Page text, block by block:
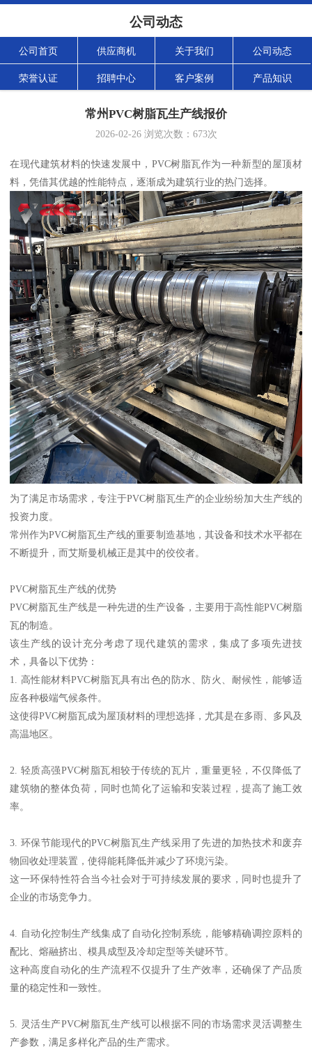
公司动态
公司首页 供应商机 关于我们 公司动态
荣誉认证 招聘中心 客户案例 产品知识
常州PVC树脂瓦生产线报价
2026-02-26浏览次数： 673次
在现代建筑材料的快速发展中，PVC树脂瓦作为一种新型的屋顶材
料，凭借其优越的性能特点，逐渐成为建筑行业的热门选择。
为了满足市场需求，专注于PVC树脂瓦生产的企业纷纷加大生产线的
投资力度。
常州作为PVC树脂瓦生产线的重要制造基地，其设备和技术水平都在
不断提升，而艾斯曼机械正是其中的佼佼者。
PVC树脂瓦生产线的优势
PVC树脂瓦生产线是一种先进的生产设备，主要用于高性能PVC树脂
瓦的制造。
该生产线的设计充分考虑了现代建筑的需求，集成了多项先进技
术，具备以下优势：
1. 高性能材料PVC树脂瓦具有出色的防水、防火、耐候性，能够适
应各种极端气候条件。
这使得PVC树脂瓦成为屋顶材料的理想选择，尤其是在多雨、多风及
高温地区。
2. 轻质高强PVC树脂瓦相较于传统的瓦片，重量更轻，不仅降低了
建筑物的整体负荷，同时也简化了运输和安装过程，提高了施工效
率。
3. 环保节能现代的PVC树脂瓦生产线采用了先进的加热技术和废弃
物回收处理装置，使得能耗降低并减少了环境污染。
这一环保特性符合当今社会对于可持续发展的要求，同时也提升了
企业的市场竞争力。
4. 自动化控制生产线集成了自动化控制系统，能够精确调控原料的
配比、熔融挤出、模具成型及冷却定型等关键环节。
这种高度自动化的生产流程不仅提升了生产效率，还确保了产品质
量的稳定性和一致性。
5. 灵活生产PVC树脂瓦生产线可以根据不同的市场需求灵活调整生
产参数，满足多样化产品的生产需求。